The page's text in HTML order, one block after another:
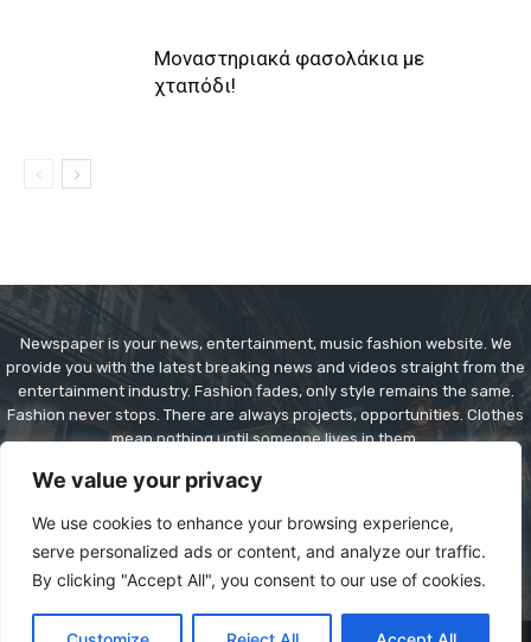
We value your privacy
We use cookies to enhance your browsing experience,
serve personalized ads or content, and analyze our traffic.
By clicking "Accept All", you consent to our use of cookies.
Μοναστηριακά φασολάκια με
χταπόδι!
Newspaper is your news, entertainment, music fashion website. We
provide you with the latest breaking news and videos straight from the
entertainment industry. Fashion fades, only style remains the same.
Fashion never stops. There are always projects, opportunities. Clothes
mean nothing until someone lives in them.
Contact us:contact@yoursite.com